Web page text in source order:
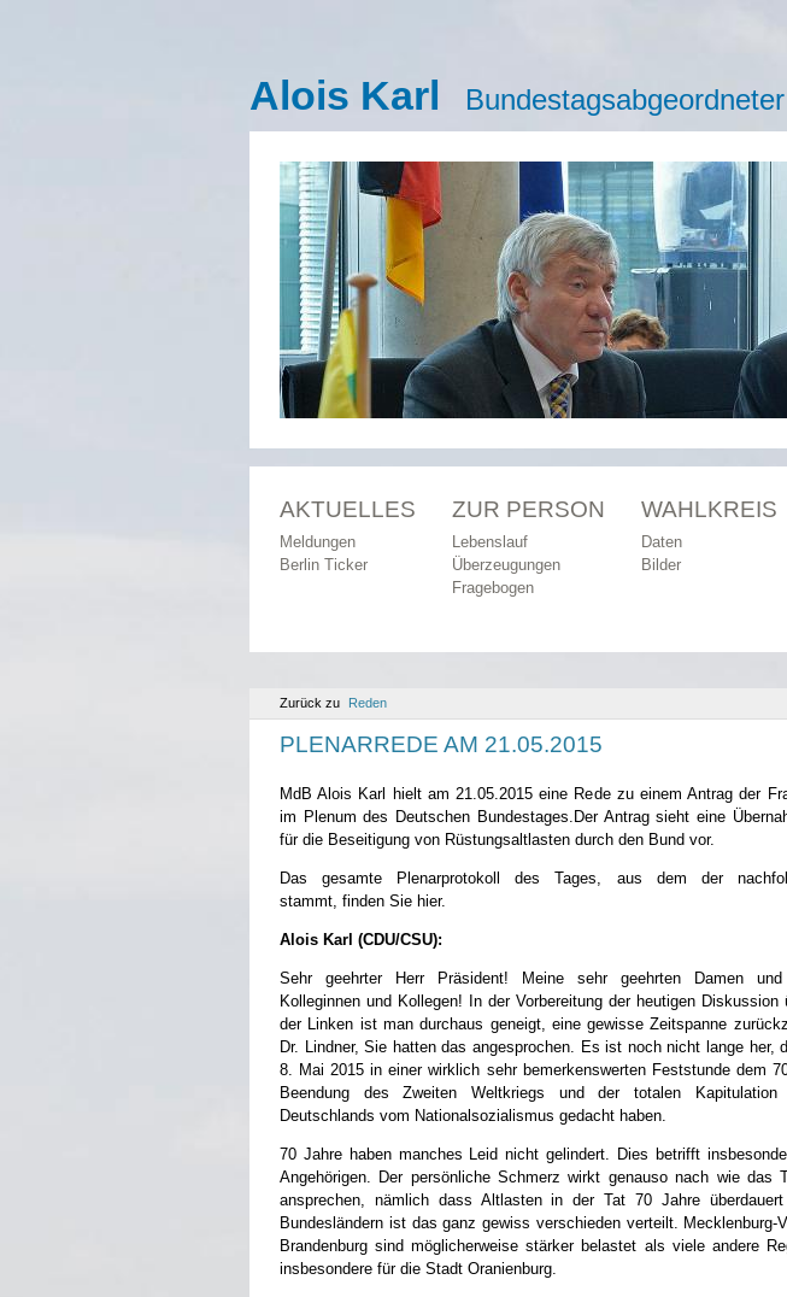
Alois Karl
AKTUELLES
Meldungen
Berlin Ticker
ZUR PERSON
Lebenslauf
Überzeugungen
Fragebogen
WAHLKREIS
Daten
Bilder
Zurück zu Reden
PLENARREDE AM 21.05.2015
MdB Alois Karl hielt am 21.05.2015 eine Rede zu einem Antrag der
im Plenum des Deutschen Bundestages.Der Antrag sieht eine
für die Beseitigung von Rüstungsaltlasten durch den Bund vor.
Das gesamte Plenarprotokoll des Tages, aus dem der
stammt, finden Sie hier.
Alois Karl (CDU/CSU):
Sehr geehrter Herr Präsident! Meine sehr geehrten Damen
Kolleginnen und Kollegen! In der Vorbereitung der heutigen Diskussion
der Linken ist man durchaus geneigt, eine gewisse Zeitspanne
Dr. Lindner, Sie hatten das angesprochen. Es ist noch nicht lange her,
8. Mai 2015 in einer wirklich sehr bemerkenswerten Feststunde dem
Beendung des Zweiten Weltkriegs und der totalen Kapitulation
Deutschlands vom Nationalsozialismus gedacht haben.
70 Jahre haben manches Leid nicht gelindert. Dies betrifft
Angehörigen. Der persönliche Schmerz wirkt genauso nach wie das
ansprechen, nämlich dass Altlasten in der Tat 70 Jahre
Bundesländern ist das ganz gewiss verschieden verteilt. Mecklenburg-
Brandenburg sind möglicherweise stärker belastet als viele andere
insbesondere für die Stadt Oranienburg.